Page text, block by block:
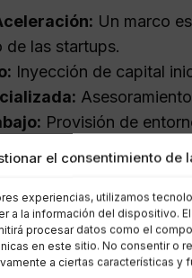
el consentimiento de
experiencias, utilizamos
a la información del dispositivo.
procesar datos como el
en este sitio. No consentir o
a ciertas características y
Un marco
las startups.
Inyección de capital
Provisión de